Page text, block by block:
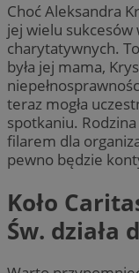
Choć Aleksandra
jej wielu sukcesów
charytatywnych.
była jej mama,
teraz mogła
spotkaniu.
filarem dla
pewno będzie
Koło
Św. działa